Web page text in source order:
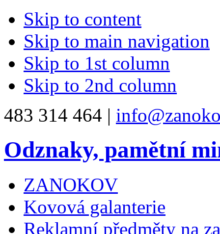
Skip to content
Skip to main navigation
Skip to 1st column
Skip to 2nd column
483 314 464 |
Odznaky, pamětní
ZANOKOV
Kovová galanterie
Reklamní předměty na